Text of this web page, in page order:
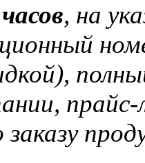
, на